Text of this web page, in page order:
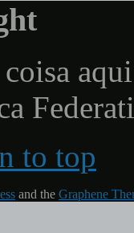
to top
and the Graphene